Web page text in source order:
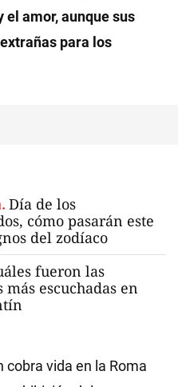
amor, aunque sus
para los
Día de los
cómo pasarán este
del zodíaco
fueron las
más escuchadas en
cobra vida en la Roma